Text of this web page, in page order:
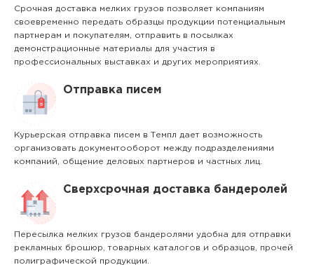
Срочная доставка мелких грузов позволяет компаниям
своевременно передать образцы продукции потенциальным
партнерам и покупателям, отправить в посылках
демонстрационные материалы для участия в
профессиональных выставках и других мероприятиях.
Отправка писем
Курьерская отправка писем в Темпл дает возможность
организовать документооборот между подразделениями
компаний, общение деловых партнеров и частных лиц.
Сверхсрочная доставка бандеролей
Пересылка мелких грузов бандеролями удобна для отправки
рекламных брошюр, товарных каталогов и образцов, прочей
полиграфической продукции.